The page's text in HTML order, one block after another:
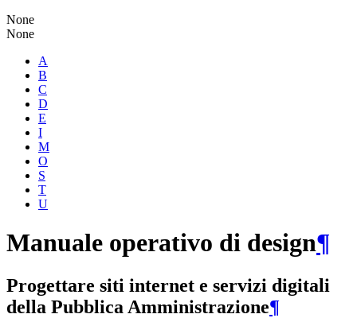
None
None
A
B
C
D
E
I
M
O
S
T
U
Manuale operativo di design¶
Progettare siti internet e servizi digitali
della Pubblica Amministrazione¶